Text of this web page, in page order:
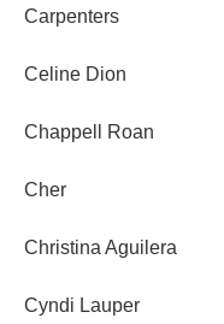
Carpenters
Celine Dion
Chappell Roan
Cher
Christina Aguilera
Cyndi Lauper